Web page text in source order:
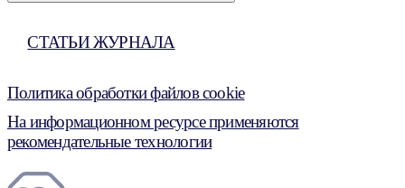
СТАТЬИ ЖУРНАЛА
Политика обработки файлов cookie
На информационном ресурсе применяются
рекомендательные технологии